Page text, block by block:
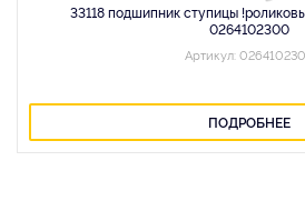
33118 подшипник ступицы
0264102300
Артикул:
ПОДРОБНЕЕ